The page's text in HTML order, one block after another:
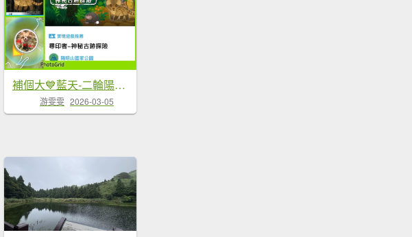
補個大💙藍天-二輪陽明山-尋印者-神秘古蹟探險12條步道
游雯雯 2026-03-05